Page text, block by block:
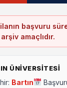
başvuru
amaçlıdır.
ÜNIVERSITESI
Bartın